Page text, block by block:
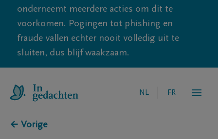
onderneemt meerdere acties om dit te
voorkomen. Pogingen tot phishing en
fraude vallen echter nooit volledig uit te
sluiten, dus blijf waakzaam.
NL FR
← Vorige